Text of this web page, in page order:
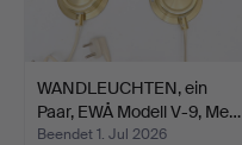
WANDLEUCHTEN, ein
Paar, EWÅ Modell V-9, Me…
Beendet 1. Jul 2026